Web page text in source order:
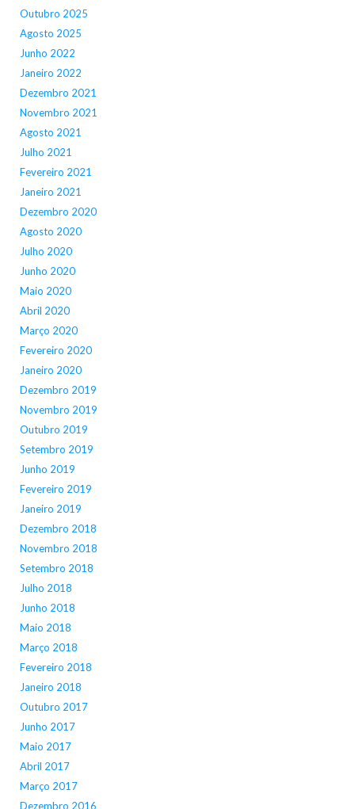
Outubro 2025
Agosto 2025
Junho 2022
Janeiro 2022
Dezembro 2021
Novembro 2021
Agosto 2021
Julho 2021
Fevereiro 2021
Janeiro 2021
Dezembro 2020
Agosto 2020
Julho 2020
Junho 2020
Maio 2020
Abril 2020
Março 2020
Fevereiro 2020
Janeiro 2020
Dezembro 2019
Novembro 2019
Outubro 2019
Setembro 2019
Junho 2019
Fevereiro 2019
Janeiro 2019
Dezembro 2018
Novembro 2018
Setembro 2018
Julho 2018
Junho 2018
Maio 2018
Março 2018
Fevereiro 2018
Janeiro 2018
Outubro 2017
Junho 2017
Maio 2017
Abril 2017
Março 2017
Dezembro 2016